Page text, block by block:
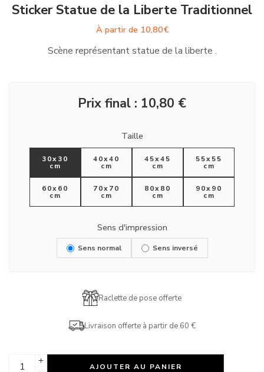
Sticker Statue de la Liberte Traditionnel
À partir de 10,80€
Scène représentant statue de la liberte .
Prix final : 10,80 €
Taille
30x30
cm
40x40
cm
45x45
cm
55x55
cm
60x60
cm
70x70
cm
80x80
cm
90x90
cm
Sens d'impression
Sens normal Sens inversé
Raclette de pose offerte
Livraison offerte à partir de 60 €
AJOUTER AU PANIER